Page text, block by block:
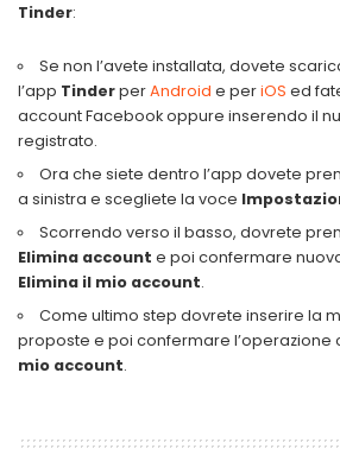
Tinder:
Se non l’avete installata, dovete
l’app TinderperAndroid e periOS ed
account Facebook oppure inserendo il
registrato.
Ora che siete dentro l’app dovete
a sinistra e scegliete la voce
Scorrendo verso il basso, dovrete
Elimina account e poi confermare
Elimina il mio account.
Come ultimo step dovrete inserire la
proposte e poi confermare l’operazione
mio account.